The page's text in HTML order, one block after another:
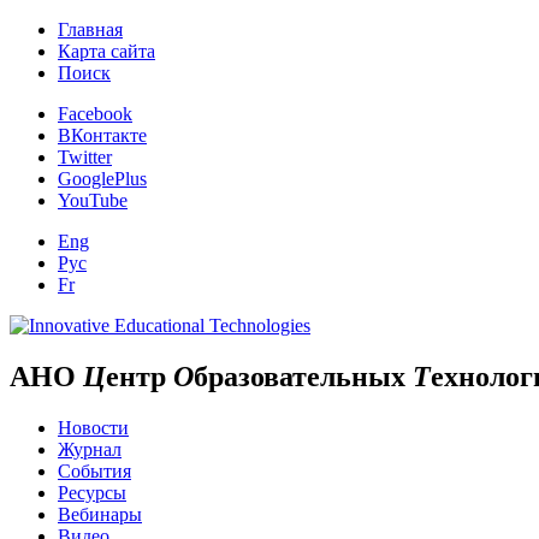
Главная
Карта сайта
Поиск
Facebook
ВКонтакте
Twitter
GooglePlus
YouTube
Eng
Рус
Fr
АНО Центр Образовательных Т
Новости
Журнал
События
Ресурсы
Вебинары